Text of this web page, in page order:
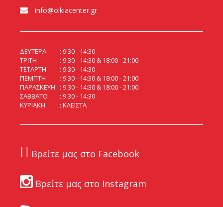
info@oikiacenter.gr
ΔΕΥΤΕΡΑ
9:30 - 14:30
ΤΡΙΤΗ
9:30 - 14:30 & 18:00 - 21:00
ΤΕΤΑΡΤΗ
9:30 - 14:30
ΠΕΜΠΤΗ
9:30 - 14:30 & 18:00 - 21:00
ΠΑΡΑΣΚΕΥΗ
9:30 - 14:30 & 18:00 - 21:00
ΣΑΒΒΑΤΟ
9:30 - 14:30
ΚΥΡΙΑΚΗ
ΚΛΕΙΣΤΑ
Βρείτε μας στο Facebook
Βρείτε μας στο Instagram